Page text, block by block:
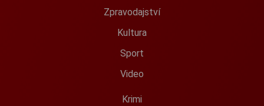
Zpravodajství
Kultura
Sport
Video
Krimi